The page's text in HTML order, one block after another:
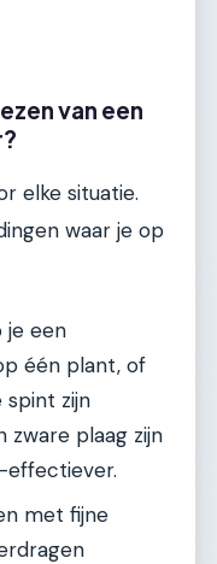
van een
elke situatie.
waar je op
je een
één plant, of
spint zijn
zware plaag zijn
effectiever.
met fijne